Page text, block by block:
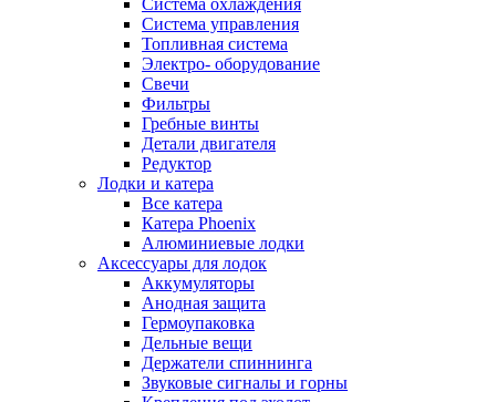
Система охлаждения
Система управления
Топливная система
Электро- оборудование
Свечи
Фильтры
Гребные винты
Детали двигателя
Редуктор
Лодки и катера
Все катера
Катера Phoenix
Алюминиевые лодки
Аксессуары для лодок
Аккумуляторы
Анодная защита
Гермоупаковка
Дельные вещи
Держатели спиннинга
Звуковые сигналы и горны